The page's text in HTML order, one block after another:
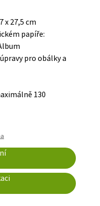
x 27,5 cm
papíře:
pro obálky a
130